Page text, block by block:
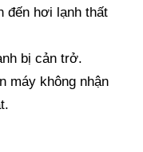
đến hơi lạnh thất
bị cản trở.
máy không nhận